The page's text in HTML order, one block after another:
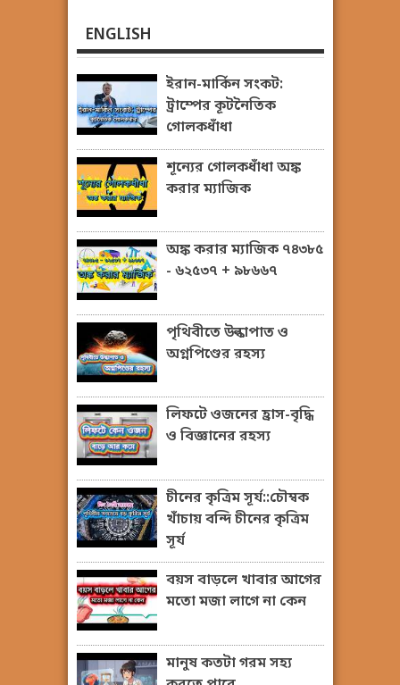
ENGLISH
ইরান-মার্কিন সংকট:
ট্রাম্পের কূটনৈতিক
গোলকধাঁধা
শূন্যের গোলকধাঁধা অঙ্ক
করার ম্যাজিক
অঙ্ক করার ম্যাজিক ৭৪৩৮৫
- ৬২৫৩৭ + ৯৮৬৬৭
পৃথিবীতে উল্কাপাত ও
অগ্নপিণ্ডের রহস্য
লিফটে ওজনের হ্রাস-বৃদ্ধি
ও বিজ্ঞানের রহস্য
চীনের কৃত্রিম সূর্য::চৌম্বক
খাঁচায় বন্দি চীনের কৃত্রিম
সূর্য
বয়স বাড়লে খাবার আগের
মতো মজা লাগে না কেন
মানুষ কতটা গরম সহ্য